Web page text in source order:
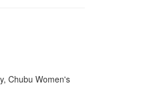
Chubu Women's